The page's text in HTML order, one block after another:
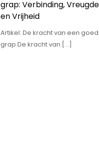
grap: Verbinding, Vreugde
en Vrijheid
Artikel: De kracht van een
grap De kracht van […]